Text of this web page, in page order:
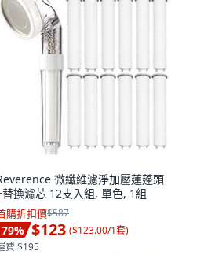
微纖維濾淨加壓蓮蓬頭
替換濾芯 12支入組, 單色, 1組
購折扣價$587
79% $123 ($123.00/1套)
費 $195